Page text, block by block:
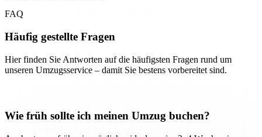
FAQ
Häufig gestellte Fragen
Hier finden Sie Antworten auf die häufigsten Fragen rund um
unseren Umzugsservice – damit Sie bestens vorbereitet sind.
Wie früh sollte ich meinen Umzug buchen?